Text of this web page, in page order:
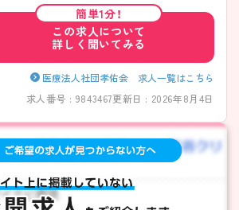
面接のポイントをお伝えしますのでお気軽にお問
簡単1分！
この求人について
詳しく聞いてみる
医療法人社団孝佑会 求人一覧はこちら
求人番号 : 9843467更新日 : 2026年8月4日